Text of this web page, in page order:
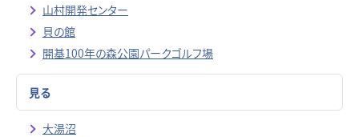
山村開発センター
貝の館
開基100年の森公園パークゴルフ場
見る
大湯沼